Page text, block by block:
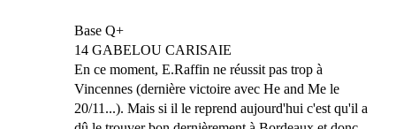
Base Q+
14 GABELOU CARISAIE
En ce moment, E.Raffin ne réussit pas trop à
Vincennes (dernière victoire avec He and Me le
20/11...). Mais si il le reprend aujourd'hui c'est qu'il a